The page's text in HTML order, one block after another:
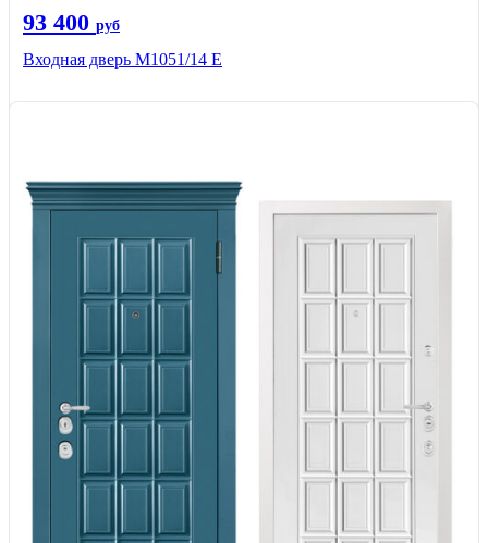
93 400 руб
Входная дверь М1051/14 Е